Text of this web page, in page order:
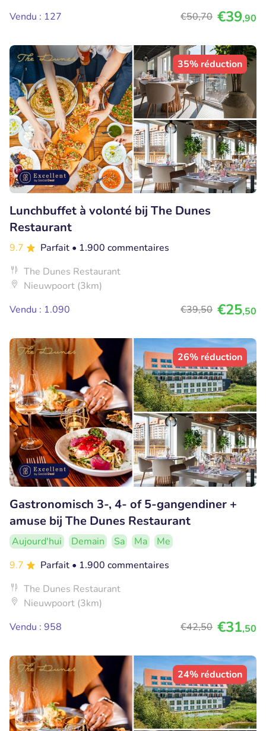
Vendu : 127
€50,70 €39,90
35% réduction
Lunchbuffet à volonté bij The Dunes
Restaurant
9.7 Parfait • 1.900 commentaires
The Dunes Restaurant
Nieuwpoort (3km)
Vendu : 1.090
€39,50 €25,50
26% réduction
Gastronomisch 3-, 4- of 5-gangendiner +
amuse bij The Dunes Restaurant
Aujourd'hui Demain Sa Ma
Me
9.7
Parfait • 1.900 commentaires
The Dunes Restaurant
Nieuwpoort (3km)
Vendu : 958
€42,50 €31,50
24% réduction